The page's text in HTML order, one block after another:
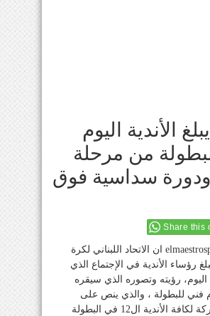
يبلغ الأندية اليوم
من مرحلة
سداسية فوق
Share this
علم موقع elmaestrosport ان الاتحاد اللبناني لكرة
رؤساء الأندية في الإجتماع الذي
رؤيته وتصوره الذي سيقره
فني للبطولة ، والذي ينص على
إلزامية المشاركة لكافة الأندية ال12 في البطولة